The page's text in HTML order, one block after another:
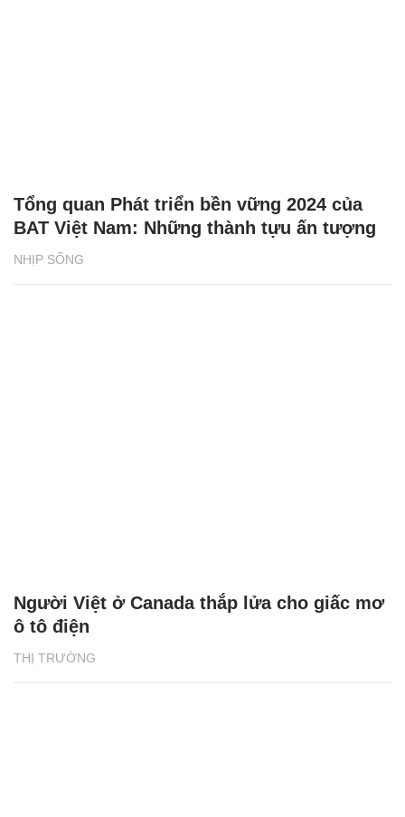
NHỊP SỐNG
Tổng quan Phát triển bền vững 2024 của
BAT Việt Nam: Những thành tựu ấn tượng
THỊ TRƯỜNG
Người Việt ở Canada thắp lửa cho giấc mơ
ô tô điện